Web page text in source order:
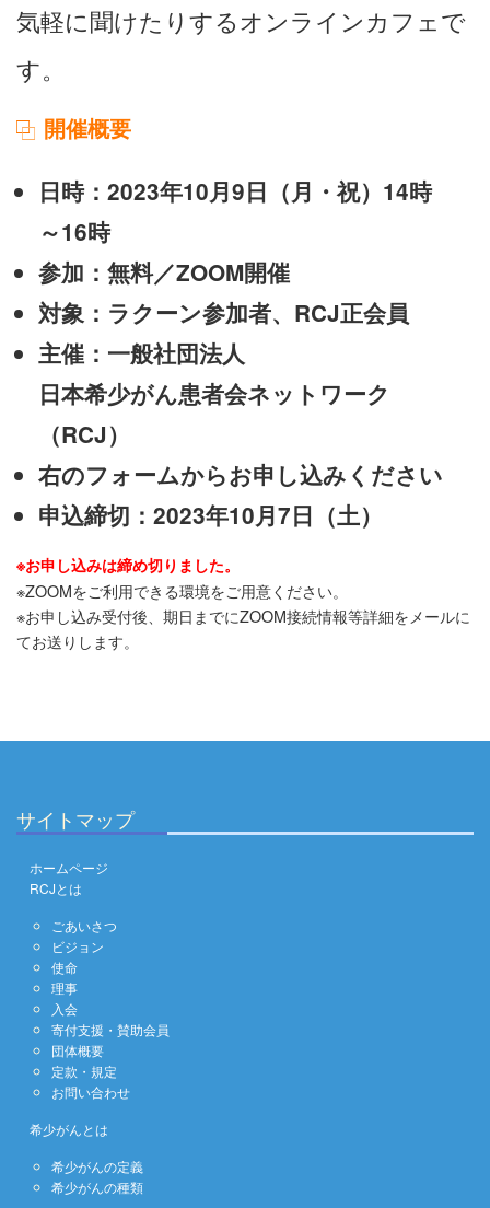
気軽に聞けたりするオンラインカフェで
す。
開催概要
日時：2023年10月9日（月・祝）14時
～16時
参加：無料／ZOOM開催
対象：ラクーン参加者、RCJ正会員
主催：一般社団法人
日本希少がん患者会ネットワーク
（RCJ）
右のフォームからお申し込みください
申込締切：2023年10月7日（土）
※お申し込みは締め切りました。
※ZOOMをご利用できる環境をご用意ください。
※お申し込み受付後、期日までにZOOM接続情報等詳細をメールに
てお送りします。
サイトマップ
ホームページ
RCJとは
ごあいさつ
ビジョン
使命
理事
入会
寄付支援・賛助会員
団体概要
定款・規定
お問い合わせ
希少がんとは
希少がんの定義
希少がんの種類